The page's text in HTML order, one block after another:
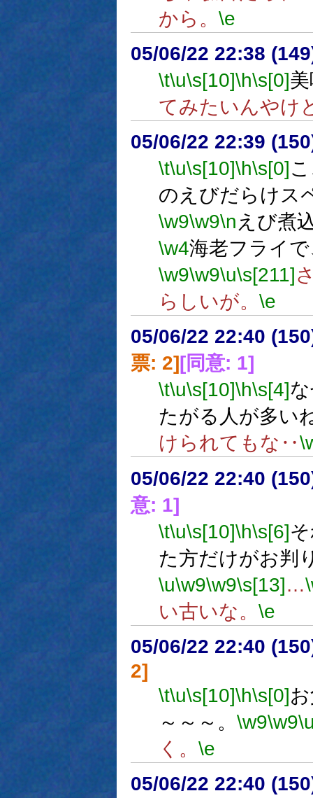
から。 \e
05/06/22 22:38
\t\u\s[10]\h\s[0]
てみたいんやけ
05/06/22 22:39
\t\u\s[10]\h\s[0]
のえびだらけス
\w9\w9\n えび煮
\w4海老フライ
\w9\w9\u\s[211]
らしいが。 \e
05/06/22 22:40
票: 2] [同意: 1]
\t\u\s[10]\h\s[4]
たがる人が多い
けられてもな‥
05/06/22 22:40
意: 1]
\t\u\s[10]\h\s[6]
た方だけがお判
\u\w9\w9\s[13]…
い古いな。 \e
05/06/22 22:40
2]
\t\u\s[10]\h\s[0]
～～～。 \w9\w9
く。 \e
05/06/22 22:40